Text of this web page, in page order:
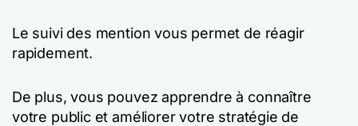
Le suivi des mention vous permet de réagir
rapidement.
De plus, vous pouvez apprendre à connaître
votre public et améliorer votre stratégie de